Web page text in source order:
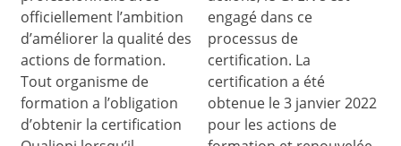
officiellement l’ambition
d’améliorer la qualité des
actions de formation.
Tout organisme de
formation a l’obligation
d’obtenir la certification
engagé dans ce
processus de
certification. La
certification a été
obtenue le 3 janvier 2022
pour les actions de